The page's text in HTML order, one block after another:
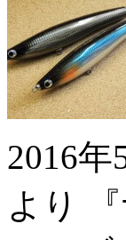
2016
より